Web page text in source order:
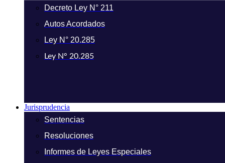
Decreto Ley N° 211
Autos Acordados
Ley N° 20.285
Ley N° 20.285
Jurisprudencia
Sentencias
Resoluciones
Informes de Leyes Especiales